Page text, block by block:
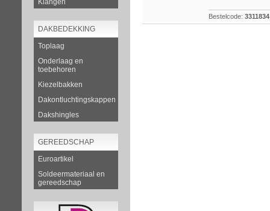
Klangen
DAKBEDEKKING
Toplaag
Onderlaag en
toebehoren
Kiezelbakken
Dakontluchtingskappen
Dakshingles
GEREEDSCHAP
Euroartikel
Soldeermateriaal en
gereedschap
Bestelcode: 3311834